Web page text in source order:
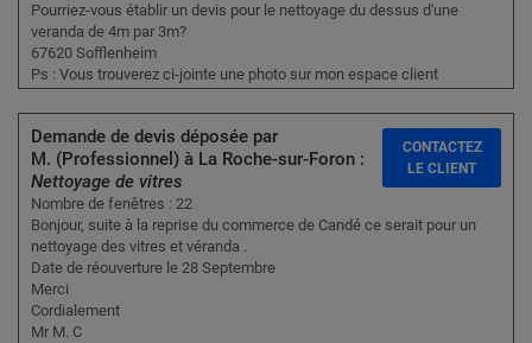
Pourriez-vous établir un devis pour le nettoyage du dessus d'une
veranda de 4m par 3m?
67620 Sofflenheim
Ps : Vous trouverez ci-jointe une photo sur mon espace client
Demande de devis déposée par
M. (Professionnel) à La Roche-sur-Foron :
Nettoyage de vitres
Nombre de fenêtres : 22
Bonjour, suite à la reprise du commerce de Candé ce serait pour un
nettoyage des vitres et véranda .
Date de réouverture le 28 Septembre
Merci
Cordialement
Mr M. C
CONTACTEZ
LE CLIENT